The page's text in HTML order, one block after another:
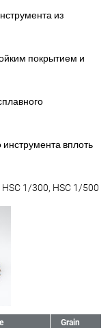
из
покрытием и
вплоть
1/300, HSC 1/500
Grain